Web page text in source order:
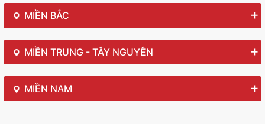
MIỀN BẮC
MIỀN TRUNG - TÂY NGUYÊN
MIỀN NAM